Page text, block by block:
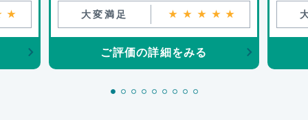
大変満足 ★★★★★
ご評価の詳細をみる